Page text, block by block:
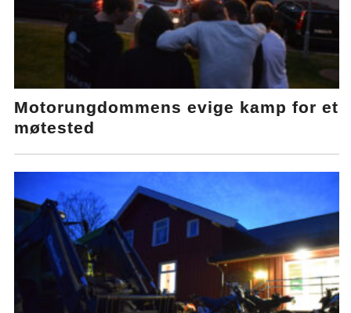
Motorungdommens evige kamp for et
møtested